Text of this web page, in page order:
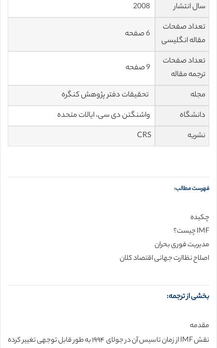
سال انتشار
تعداد صفحات
مقاله انگلیسی
تعداد صفحات
ترجمه مقاله
مجله
تحقیقات دفتر پژوهش کنگره
دانشگاه
واشنگتن دی سی،ایالات متحده
نشریه
CRS
فهرست مطالب:
چکیده
IMF چیست؟
مدیریت فوری بحران
اصلاح نظاارت جهانی اقتصاد کلان
بخشی از ترجمه:
مقدمه
نقش IMF از زمان تاسیس آن در جولای ۱۹۹۴ به طور قابل توجهی تغییر کرده